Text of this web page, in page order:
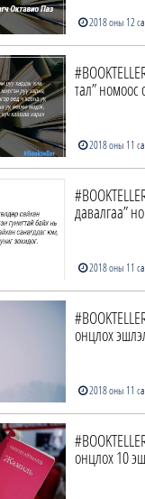
2018 оны 12
тал” номоос
2018 оны 11
давалгаа”
2018 оны 11
онцлох
2018 оны 11
онцлох 10